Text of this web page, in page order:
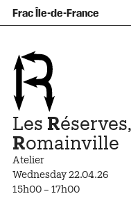
Frac Île-de-France
Qu’est-ce qu’un Frac ?
Prêts d’œuvres
Informations pratiques
Venir au Frac
Familles et enfants
Groupes
Espaces de pratique libre
Accessibilité
+Aa-
Les Réserves,
Romainville
Atelier
Wednesday 22.04.26
15h00 – 17h00